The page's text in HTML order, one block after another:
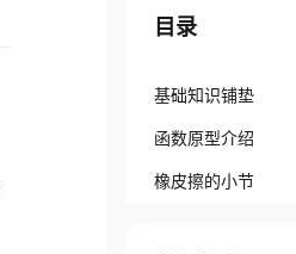
目录
基础知识铺垫
函数原型介绍
橡皮擦的小节